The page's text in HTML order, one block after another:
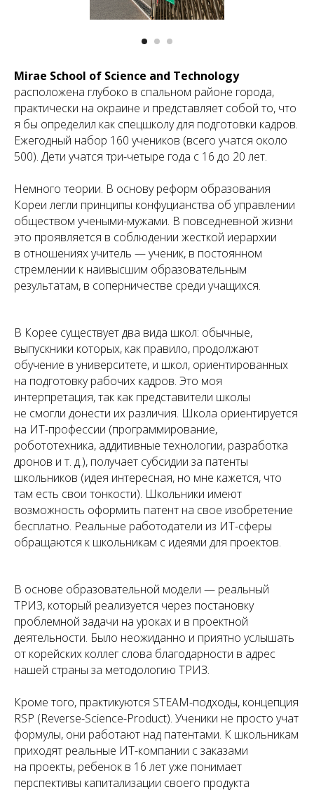
Mirae School of Science and Technology
расположена глубоко в спальном районе города,
практически на окраине и представляет собой то, что
я бы определил как спецшколу для подготовки кадров.
Ежегодный набор 160 учеников (всего учатся около
500). Дети учатся три-четыре года с 16 до 20 лет.
Немного теории. В основу реформ образования
Кореи легли принципы конфуцианства об управлении
обществом учеными-мужами. В повседневной жизни
это проявляется в соблюдении жесткой иерархии
в отношениях учитель — ученик, в постоянном
стремлении к наивысшим образовательным
результатам, в соперничестве среди учащихся.
В Корее существует два вида школ: обычные,
выпускники которых, как правило, продолжают
обучение в университете, и школ, ориентированных
на подготовку рабочих кадров. Это моя
интерпретация, так как представители школы
не смогли донести их различия. Школа ориентируется
на ИТ-профессии (программирование,
робототехника, аддитивные технологии, разработка
дронов и т. д.), получает субсидии за патенты
школьников (идея интересная, но мне кажется, что
там есть свои тонкости). Школьники имеют
возможность оформить патент на свое изобретение
бесплатно. Реальные работодатели из ИТ-сферы
обращаются к школьникам с идеями для проектов.
В основе образовательной модели — реальный
ТРИЗ, который реализуется через постановку
проблемной задачи на уроках и в проектной
деятельности. Было неожиданно и приятно услышать
от корейских коллег слова благодарности в адрес
нашей страны за методологию ТРИЗ.
Кроме того, практикуются STEAM-подходы, концепция
RSP (Reverse-Science-Product). Ученики не просто учат
формулы, они работают над патентами. К школьникам
приходят реальные ИТ-компании с заказами
на проекты, ребенок в 16 лет уже понимает
перспективы капитализации своего продукта